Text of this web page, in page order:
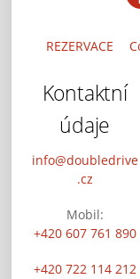
REZERVACE
Kontaktní
údaje
info@doubledrive
.cz
Mobil:
+420 607 761 890
+420 722 114 212